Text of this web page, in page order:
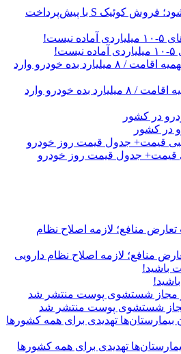
ثبت‌نام جدید سایپا آغاز می‌شود؛ فروش کوئیک S با پیش‌پرداخت
کاسبی خارج‌نشین‌ها با سهمیه اقامت / ۸ میلیارد بده خودرو وارد
قیمت+ جدول قیمت روز خودرو
منافع؛ لازمه اصلاح نظام دارویی
شستشوی پوست منتشر شد
تهدیدی برای همه کشورها